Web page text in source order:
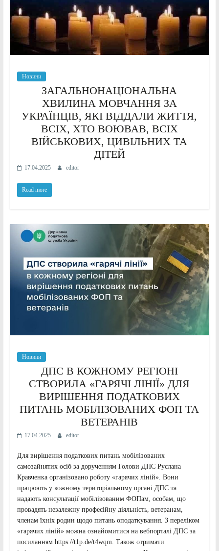
Новини
ЗАГАЛЬНОНАЦІОНАЛЬНА
ХВИЛИНА МОВЧАННЯ ЗА
УКРАЇНЦІВ, ЯКІ ВІДДАЛИ ЖИТТЯ,
ВСІХ, ХТО ВОЮВАВ, ВСІХ
ВІЙСЬКОВИХ, ЦИВІЛЬНИХ ТА
ДІТЕЙ
17.04.2025 editor
Read more
Новини
ДПС В КОЖНОМУ РЕГІОНІ
СТВОРИЛА «ГАРЯЧІ ЛІНІЇ» ДЛЯ
ВИРІШЕННЯ ПОДАТКОВИХ
ПИТАНЬ МОБІЛІЗОВАНИХ ФОП ТА
ВЕТЕРАНІВ
17.04.2025 editor
Для вирішення податкових питань мобілізованих
самозайнятих осіб за дорученням Голови ДПС Руслана
Кравченка організовано роботу «гарячих ліній». Вони
працюють у кожному територіальному органі ДПС та
надають консультації мобілізованим ФОПам, особам, що
провадять незалежну професійну діяльність, ветеранам,
членам їхніх родин щодо питань оподаткування. З переліком
«гарячих ліній» можна ознайомитися на вебпорталі ДПС за
посиланням https://t1p.de/t4wqm. Також отримати